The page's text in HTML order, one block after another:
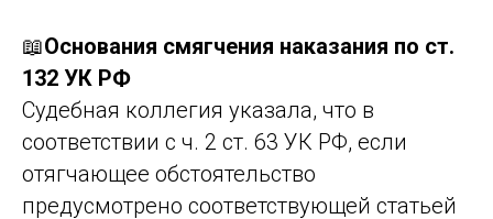
📖Основания смягчения наказания по ст.
132 УК РФ
Судебная коллегия указала, что в
соответствии с ч. 2 ст. 63 УК РФ, если
отягчающее обстоятельство
предусмотрено соответствующей статьей